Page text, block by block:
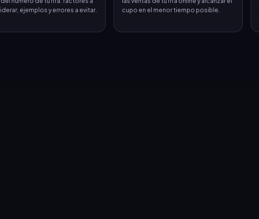
ejemplos y errores a evitar.
cupo en el menor tiempo posible.